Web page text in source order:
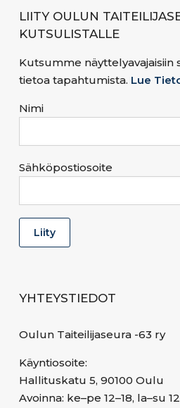
LIITY OULUN
KUTSULISTALLE
Kutsumme näyttelyavajaisiin
tietoa tapahtumista. Lue
Nimi
Sähköpostiosoite
YHTEYSTIEDOT
Oulun Taiteilijaseura -63 ry
Käyntiosoite:
Hallituskatu 5, 90100 Oulu
Avoinna: ke–pe 12–18, la–su